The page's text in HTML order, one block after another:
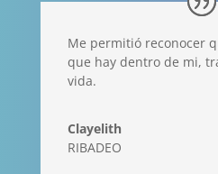
Me permitió reconocer
que hay dentro de mi,
vida.
Clayelith
RIBADEO